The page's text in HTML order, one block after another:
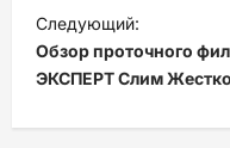
и
г
а
ц
Следующий:
Обзор проточного
ЭКСПЕРТ Слим